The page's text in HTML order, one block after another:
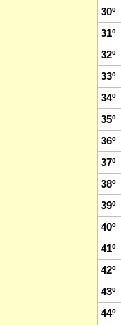
30º
31º
32º
33º
34º
35º
36º
37º
38º
39º
40º
41º
42º
43º
44º